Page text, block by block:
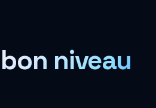
niveau